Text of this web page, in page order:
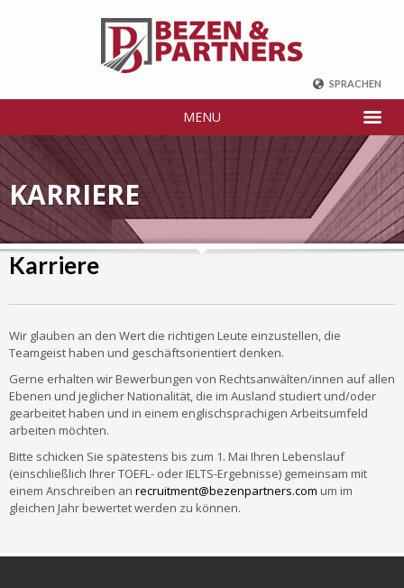
SPRACHEN
FRANZÖSISCH
RUSSISCH
中国
TÜRKİSCH
MENU
KARRIERE
Karriere
Wir glauben an den Wert die richtigen Leute einzustellen, die
Teamgeist haben und geschäftsorientiert denken.
Gerne erhalten wir Bewerbungen von Rechtsanwälten/innen auf allen
Ebenen und jeglicher Nationalität, die im Ausland studiert und/oder
gearbeitet haben und in einem englischsprachigen Arbeitsumfeld
arbeiten möchten.
Bitte schicken Sie spätestens bis zum 1. Mai Ihren Lebenslauf
(einschließlich Ihrer TOEFL- oder IELTS-Ergebnisse) gemeinsam mit
einem Anschreiben an recruitment@bezenpartners.com um im
gleichen Jahr bewertet werden zu können.